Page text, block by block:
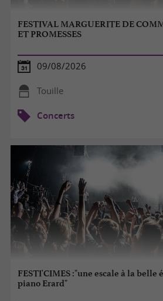
FESTIVAL MARGUERITE DE
ET PROMESSES
09/08/2026
Touille
Concerts
FESTI'CIMES :"une escale à la belle
piano Erard"